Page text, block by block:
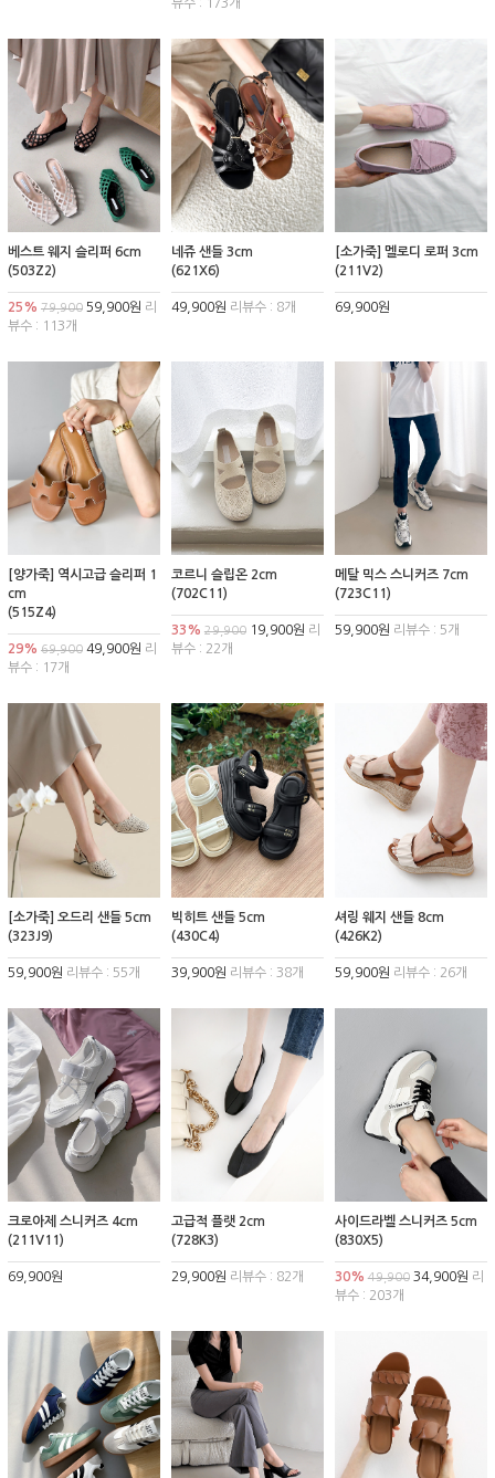
뷰수 : 173개
베스트 웨지 슬리퍼 6cm
(503Z2)
25% 79,900 59,900원 리
뷰수 : 113개
네쥬 샌들 3cm
(621X6)
49,900원 리뷰수 : 8개
[소가죽] 멜로디 로퍼 3cm
(211V2)
69,900원
[양가죽] 역시고급 슬리퍼 1
cm
(515Z4)
29% 69,900 49,900원 리
뷰수 : 17개
코르니 슬립온 2cm
(702C11)
33% 29,90019,900원 리
뷰수 : 22개
메탈 믹스 스니커즈 7cm
(723C11)
59,900원 리뷰수 : 5개
[소가죽] 오드리 샌들 5cm
(323J9)
59,900원 리뷰수 : 55개
빅히트 샌들 5cm
(430C4)
39,900원 리뷰수 : 38개
셔링 웨지 샌들 8cm
(426K2)
59,900원 리뷰수 : 26개
크로아제 스니커즈 4cm
(211V11)
69,900원
고급적 플랫 2cm
(728K3)
29,900원 리뷰수 : 82개
사이드라벨 스니커즈 5cm
(830X5)
30% 49,90034,900원 리
뷰수 : 203개